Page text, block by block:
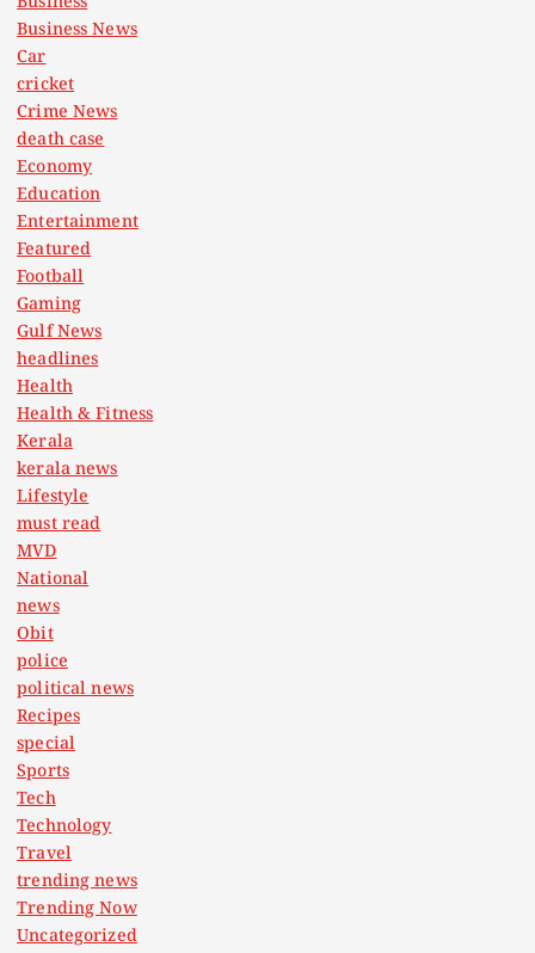
Business News
Car
cricket
Crime News
death case
Economy
Education
Entertainment
Featured
Football
Gaming
Gulf News
headlines
Health
Health & Fitness
Kerala
kerala news
Lifestyle
must read
MVD
National
news
Obit
police
political news
Recipes
special
Sports
Tech
Technology
Travel
trending news
Trending Now
Uncategorized